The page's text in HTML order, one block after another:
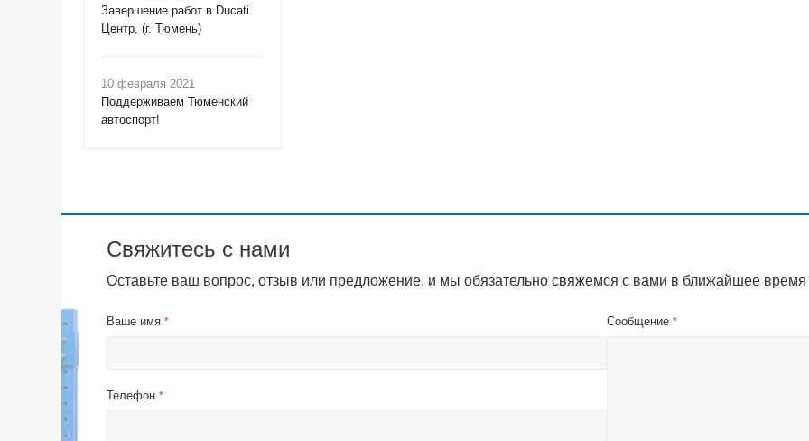
Завершение работ в Ducati
Центр, (г. Тюмень)
10 февраля 2021
Поддерживаем Тюменский
автоспорт!
Свяжитесь с нами
Оставьте ваш вопрос, отзыв или предложение, и мы обязательно свяжемся с вами в ближайшее время
Ваше имя *
Телефон *
Сообщение *